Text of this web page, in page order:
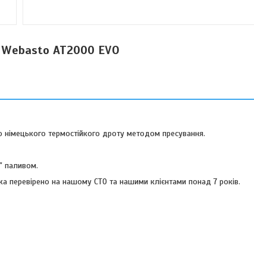
Webasto АТ2000 ЕVО
німецького термостійкого дроту методом пресування.
паливом.
перевірено на нашому СТО та нашими клієнтами понад 7 років.